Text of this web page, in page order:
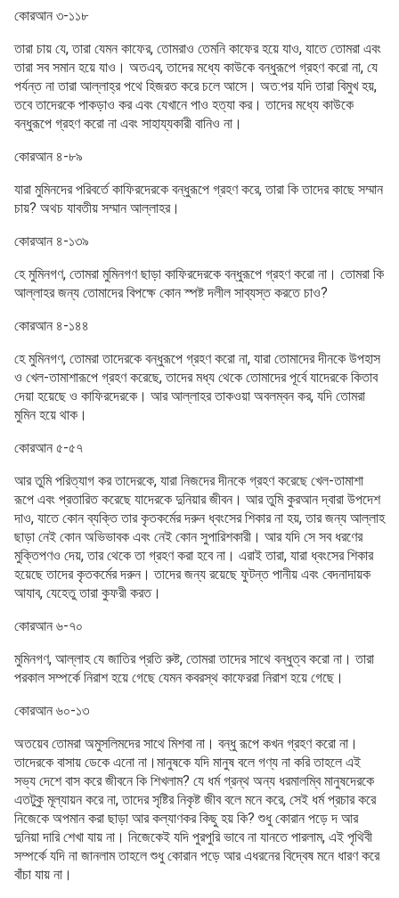
কোরআন ৩-১১৮
তারা চায় যে, তারা যেমন কাফের, তোমরাও তেমনি কাফের হয়ে যাও, যাতে তোমরা এবং
তারা সব সমান হয়ে যাও। অতএব, তাদের মধ্যে কাউকে বন্ধুরূপে গ্রহণ করো না, যে
পর্যন্ত না তারা আল্লাহ্র পথে হিজরত করে চলে আসে। অত:পর যদি তারা বিমুখ হয়,
তবে তাদেরকে পাকড়াও কর এবং যেখানে পাও হত্যা কর। তাদের মধ্যে কাউকে
বন্ধুরূপে গ্রহণ করো না এবং সাহায্যকারী বানিও না।
কোরআন ৪-৮৯
যারা মুমিনদের পরিবর্তে কাফিরদেরকে বন্ধুরূপে গ্রহণ করে, তারা কি তাদের কাছে সম্মান
চায়? অথচ যাবতীয় সম্মান আল্লাহর।
কোরআন ৪-১৩৯
হে মুমিনগণ, তোমরা মুমিনগণ ছাড়া কাফিরদেরকে বন্ধুরূপে গ্রহণ করো না। তোমরা কি
আল্লাহর জন্য তোমাদের বিপক্ষে কোন স্পষ্ট দলীল সাব্যস্ত করতে চাও?
কোরআন ৪-১৪৪
হে মুমিনগণ, তোমরা তাদেরকে বন্ধুরূপে গ্রহণ করো না, যারা তোমাদের দীনকে উপহাস
ও খেল-তামাশারূপে গ্রহণ করেছে, তাদের মধ্য থেকে তোমাদের পূর্বে যাদেরকে কিতাব
দেয়া হয়েছে ও কাফিরদেরকে। আর আল্লাহর তাকওয়া অবলম্বন কর, যদি তোমরা
মুমিন হয়ে থাক।
কোরআন ৫-৫৭
আর তুমি পরিত্যাগ কর তাদেরকে, যারা নিজদের দীনকে গ্রহণ করেছে খেল-তামাশা
রূপে এবং প্রতারিত করেছে যাদেরকে দুনিয়ার জীবন। আর তুমি কুরআন দ্বারা উপদেশ
দাও, যাতে কোন ব্যক্তি তার কৃতকর্মের দরুন ধ্বংসের শিকার না হয়, তার জন্য আল্লাহ
ছাড়া নেই কোন অভিভাবক এবং নেই কোন সুপারিশকারী। আর যদি সে সব ধরণের
মুক্তিপণও দেয়, তার থেকে তা গ্রহণ করা হবে না। এরাই তারা, যারা ধ্বংসের শিকার
হয়েছে তাদের কৃতকর্মের দরুন। তাদের জন্য রয়েছে ফুটন্ত পানীয় এবং বেদনাদায়ক
আযাব, যেহেতু তারা কুফরী করত।
কোরআন ৬-৭০
মুমিনগণ, আল্লাহ যে জাতির প্রতি রুষ্ট, তোমরা তাদের সাথে বন্ধুত্ব করো না। তারা
পরকাল সম্পর্কে নিরাশ হয়ে গেছে যেমন কবরস্থ কাফেররা নিরাশ হয়ে গেছে।
কোরআন ৬০-১৩
অতয়েব তোমরা অমুসলিমদের সাথে মিশবা না। বন্ধু রূপে কখন গ্রহণ করো না।
তাদেরকে বাসায় ডেকে এনো না।মানুষকে যদি মানুষ বলে গণ্য না করি তাহলে এই
সভ্য দেশে বাস করে জীবনে কি শিখলাম? যে ধর্ম গ্রন্থ অন্য ধরমালম্বি মানুষদেরকে
এতটুকু মূল্যায়ন করে না, তাদের সৃষ্টির নিকৃষ্ট জীব বলে মনে করে, সেই ধর্ম প্রচার করে
নিজেকে অপমান করা ছাড়া আর কল্যাণকর কিছু হয় কি? শুধু কোরান পড়ে দ আর
দুনিয়া দারি শেখা যায় না। নিজেকেই যদি পুরপুরি ভাবে না যানতে পারলাম, এই পৃথিবী
সম্পর্কে যদি না জানলাম তাহলে শুধু কোরান পড়ে আর এধরনের বিদ্বেষ মনে ধারণ করে
বাঁচা যায় না।